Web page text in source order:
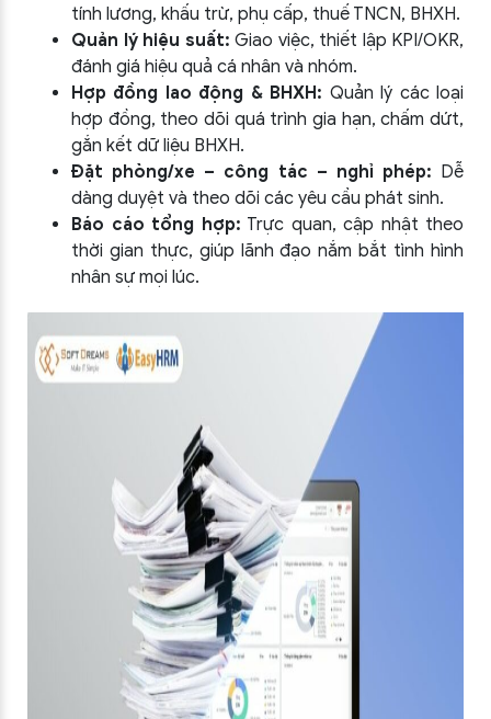
tính lương, khấu trừ, phụ cấp, thuế TNCN, BHXH.
Quản lý hiệu suất: Giao việc, thiết lập KPI/OKR,
đánh giá hiệu quả cá nhân và nhóm.
Hợp đồng lao động & BHXH: Quản lý các loại
hợp đồng, theo dõi quá trình gia hạn, chấm dứt,
gắn kết dữ liệu BHXH.
Đặt phòng/xe – công tác – nghỉ phép: Dễ
dàng duyệt và theo dõi các yêu cầu phát sinh.
Báo cáo tổng hợp: Trực quan, cập nhật theo
thời gian thực, giúp lãnh đạo nắm bắt tình hình
nhân sự mọi lúc.